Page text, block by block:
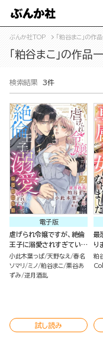
ぶんか社TOP 「粕谷まこ」の作
「粕谷まこ」の作品
検索結果 3件
電子版
虐げられ令嬢ですが、絶倫
王子に溺愛されすぎていま
す!?（※昼も夜も）アンソ
ロジー （2）
小此木葉っぱ 天野なえ
春名
ソマリ ミノ 粕谷まこ 栗谷あ
ずみ 逆月酒乱
試し読み
最
り
旦
ん
粕